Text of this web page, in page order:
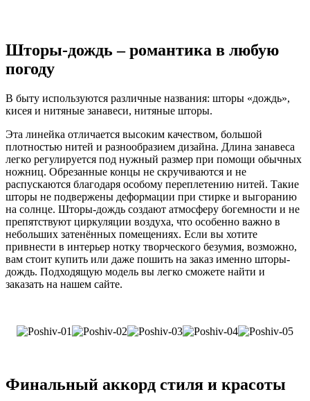
Шторы-дождь – романтика в любую
погоду
В быту используются различные названия: шторы «дождь»,
кисея и нитяные занавеси, нитяные шторы.
Эта линейка отличается высоким качеством, большой
плотностью нитей и разнообразием дизайна. Длина занавеса
легко регулируется под нужный размер при помощи обычных
ножниц. Обрезанные концы не скручиваются и не
распускаются благодаря особому переплетению нитей. Такие
шторы не подвержены деформации при стирке и выгоранию
на солнце. Шторы-дождь создают атмосферу богемности и не
препятствуют циркуляции воздуха, что особенно важно в
небольших затенённых помещениях. Если вы хотите
привнести в интерьер нотку творческого безумия, возможно,
вам стоит купить или даже пошить на заказ именно шторы-
дождь. Подходящую модель вы легко сможете найти и
заказать на нашем сайте.
Финальный аккорд стиля и красоты